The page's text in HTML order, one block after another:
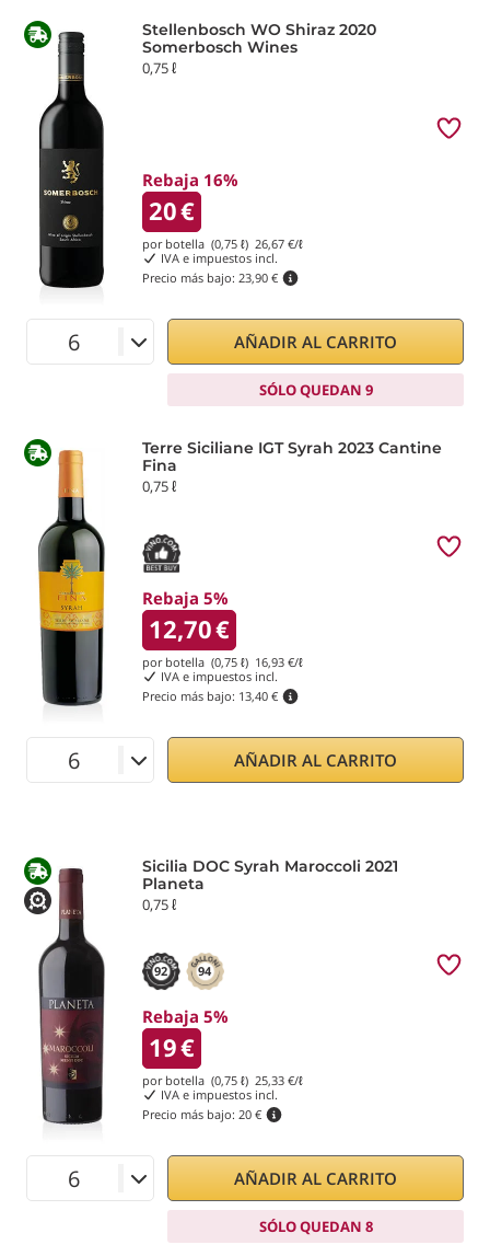
Stellenbosch WO Shiraz 2020
Somerbosch Wines
0,75 ℓ
Rebaja 16%
20€
por botella (0,75 ℓ) 26,67 €/ℓ
IVA e impuestos incl.
Precio más bajo: 23,90 €
AÑADIR AL CARRITO
SÓLO QUEDAN 9
Terre Siciliane IGT Syrah 2023 Cantine
Fina
0,75 ℓ
Rebaja 5%
12,70€
por botella (0,75 ℓ) 16,93 €/ℓ
IVA e impuestos incl.
Precio más bajo: 13,40 €
AÑADIR AL CARRITO
Sicilia DOC Syrah Maroccoli 2021
Planeta
0,75 ℓ
92 94
Rebaja 5%
19€
por botella (0,75 ℓ) 25,33 €/ℓ
IVA e impuestos incl.
Precio más bajo: 20 €
AÑADIR AL CARRITO
SÓLO QUEDAN 8